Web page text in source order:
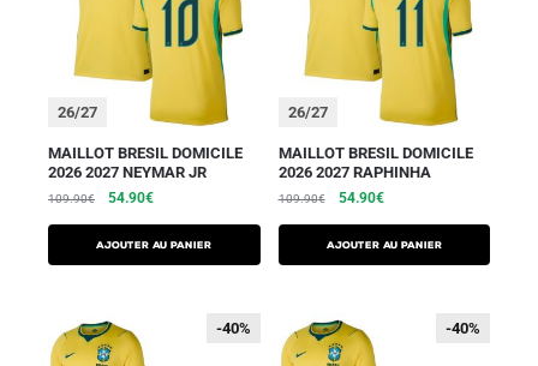
26/27
MAILLOT BRESIL DOMICILE
2026 2027 NEYMAR JR
109.90€ 54.90€
AJOUTER AU PANIER
26/27
MAILLOT BRESIL DOMICILE
2026 2027 RAPHINHA
109.90€ 54.90€
AJOUTER AU PANIER
-40%
-40% -40%
-40%